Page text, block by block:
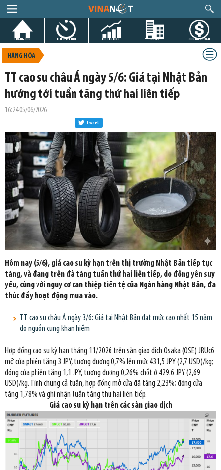
TRANG CHỦ TIN GIỜ CHÓT THỊ TRƯỜNG DỰ ÁN CHỨNG KHOÁN
HÀNG HÓA
TT cao su châu Á ngày 5/6: Giá tại Nhật Bản
hướng tới tuần tăng thứ hai liên tiếp
16:24 05/06/2026
Tweet
Hôm nay (5/6), giá cao su kỳ hạn trên thị trường Nhật Bản tiếp tục
tăng, và đang trên đà tăng tuần thứ hai liên tiếp, do đồng yên suy
yếu, cùng với nguy cơ can thiệp tiền tệ của Ngân hàng Nhật Bản, đã
thúc đẩy hoạt động mua vào.
TT cao su châu Á ngày 3/6: Giá tại Nhật Bản đạt mức cao nhất 15 năm
do nguồn cung khan hiếm
Hợp đồng cao su kỳ hạn tháng 11/2026 trên sàn giao dịch Osaka (OSE) JRUc6
mở cửa phiên tăng 3 JPY, tương đương 0,7% lên mức 431,5 JPY (2,7 USD)/kg;
đóng cửa phiên tăng 1,1 JPY, tương đương 0,26% chốt ở 429.6 JPY (2,69
USD)/kg. Tính chung cả tuần, hợp đồng mở cửa đã tăng 2,23%; đóng cửa
tăng 1,78% và ghi nhận tuần tăng thứ hai liên tiếp.
Giá cao su kỳ hạn trên các sàn giao dịch